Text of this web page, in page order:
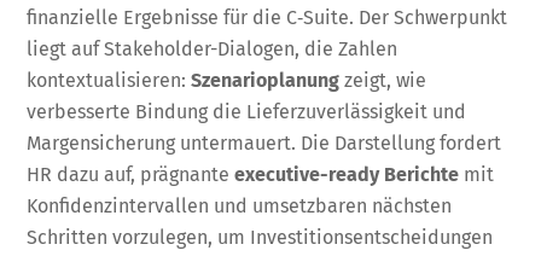
finanzielle Ergebnisse für die C‑Suite. Der Schwerpunkt
liegt auf Stakeholder-Dialogen, die Zahlen
kontextualisieren:Szenarioplanung zeigt, wie
verbesserte Bindung die Lieferzuverlässigkeit und
Margensicherung untermauert. Die Darstellung fordert
HR dazu auf, prägnanteexecutive-ready Berichte mit
Konfidenzintervallen und umsetzbaren nächsten
Schritten vorzulegen, um Investitionsentscheidungen